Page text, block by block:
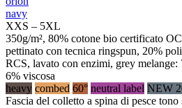
navy
XXS – 5XL
350g/m², 80% cotone bio certificato
pettinato con tecnica ringspun, 20%
RCS, lavato con enzimi, grey melange:
6% viscosa
heavy combed 60° neutral label NEW
Fascia del colletto a spina di pesce